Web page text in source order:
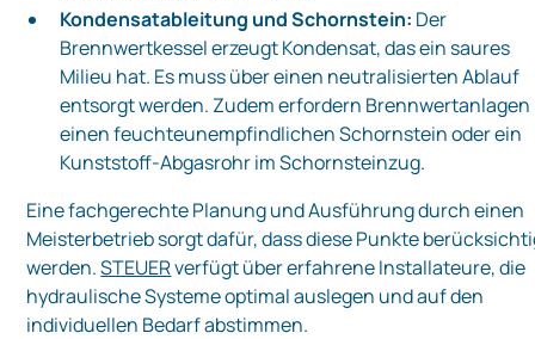
Kondensatableitung und Schornstein: Der
Brennwertkessel erzeugt Kondensat, das ein saures
Milieu hat. Es muss über einen neutralisierten Ablauf
entsorgt werden. Zudem erfordern Brennwertanlagen
einen feuchteunempfindlichen Schornstein oder ein
Kunststoff-Abgasrohr im Schornsteinzug.
Eine fachgerechte Planung und Ausführung durch einen
Meisterbetrieb sorgt dafür, dass diese Punkte
werden.STEUERverfügt über erfahrene Installateure, die
hydraulische Systeme optimal auslegen und auf den
individuellen Bedarf abstimmen.